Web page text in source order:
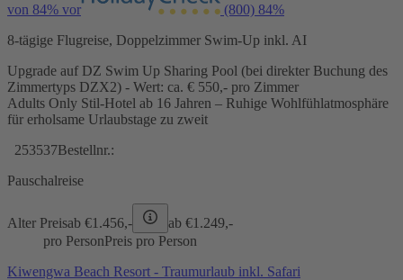
von 84% vor (800) 84%
8-tägige Flugreise, Doppelzimmer Swim-Up inkl. AI
Upgrade auf DZ Swim Up Sharing Pool (bei direkter Buchung des
Zimmertyps DZX2) - Wert: ca. € 550,- pro Zimmer
Adults Only Stil-Hotel ab 16 Jahren – Ruhige Wohlfühlatmosphäre
für erholsame Urlaubstage zu zweit
253537Bestellnr.:
Pauschalreise
Alter Preisab €1.456,- ab €1.249,-
pro PersonPreis pro Person
Kiwengwa Beach Resort - Traumurlaub inkl. Safari